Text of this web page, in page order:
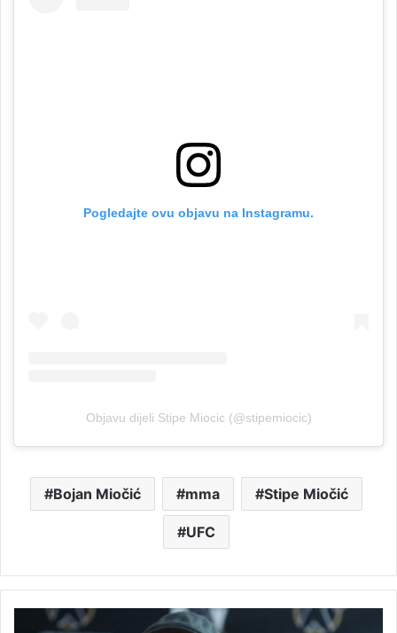
Pogledajte ovu objavu na Instagramu.
Objavu dijeli Stipe Miocic (@stipemiocic)
Bojan Miočić mma Stipe Miočić
UFC